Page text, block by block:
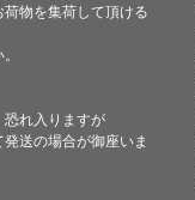
物を集荷して頂ける
恐れ入りますが
送の場合が御座いま